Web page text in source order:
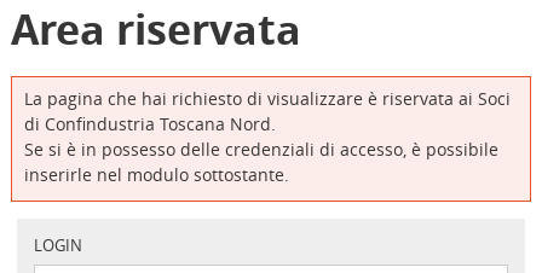
Area riservata
La pagina che hai richiesto di visualizzare è riservata ai Soci
di Confindustria Toscana Nord.
Se si è in possesso delle credenziali di accesso, è possibile
inserirle nel modulo sottostante.
LOGIN